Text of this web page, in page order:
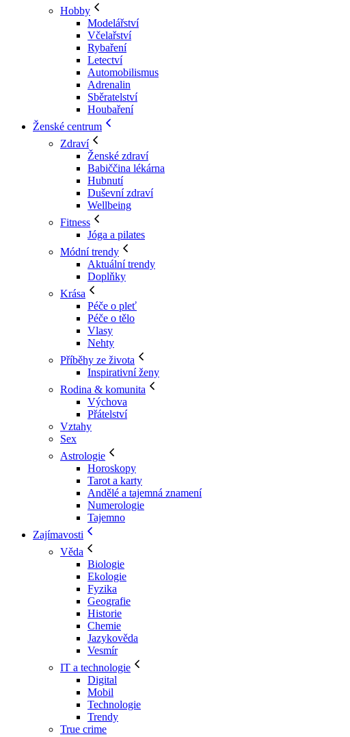
Hobby
Modelářství
Včelařství
Rybaření
Letectví
Automobilismus
Adrenalin
Sběratelství
Houbaření
Ženské centrum
Zdraví
Ženské zdraví
Babiččina lékárna
Hubnutí
Duševní zdraví
Wellbeing
Fitness
Jóga a pilates
Módní trendy
Aktuální trendy
Doplňky
Krása
Péče o pleť
Péče o tělo
Vlasy
Nehty
Příběhy ze života
Inspirativní ženy
Rodina & komunita
Výchova
Přátelství
Vztahy
Sex
Astrologie
Horoskopy
Tarot a karty
Andělé a tajemná znamení
Numerologie
Tajemno
Zajímavosti
Věda
Biologie
Ekologie
Fyzika
Geografie
Historie
Chemie
Jazykověda
Vesmír
IT a technologie
Digital
Mobil
Technologie
Trendy
True crime